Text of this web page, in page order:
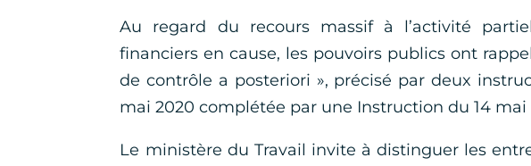
Au regard du recours massif à l’activité
financiers en cause, les pouvoirs publics ont
de contrôle a posteriori », précisé par deux
mai 2020 complétée par une Instruction du 14 mai
Le ministère du Travail invite à distinguer les